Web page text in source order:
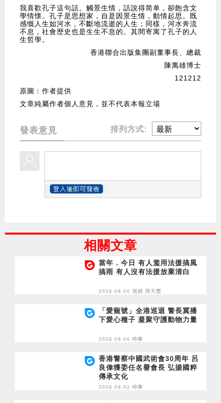
我喜歡孔子這句話。觸景生情，話說得简单，卻飽含文
學情懐。孔子是思想家，自是因景生情，動情起思。既
感慨人生如河水，不斷地流逝的人生；同樣，河水奔流
不息，社會歴史也是生生不息的。其間寄寓了孔子的人
生哲學。
香港聯合出版集團副董事長、總裁
陳萬雄博士
121212
原圖：作者提供
文章純屬作者個人意見，並不代表本報立場
發表意見 排列方式:
相關文章
當年．今日 有人濫用法援搞風
搞雨 有人沒有法援放棄清白
2026.08.06 視頻 周天慧
「愛寵號」全港巡迴 警長冀播
下愛心種子 凝聚守護動物力量
2026.08.06 時事
香港警察中國武術會30周年 呂
良偉獲委任名譽會長 弘揚國粹
傳承文化
2026.08.02 時事